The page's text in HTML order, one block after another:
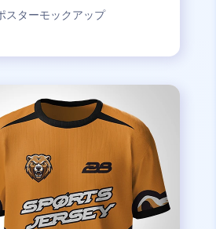
スターモックアップ